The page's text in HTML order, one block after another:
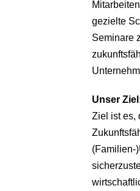
gezielte
Seminare
Unser
Ziel ist es,
(Familien-